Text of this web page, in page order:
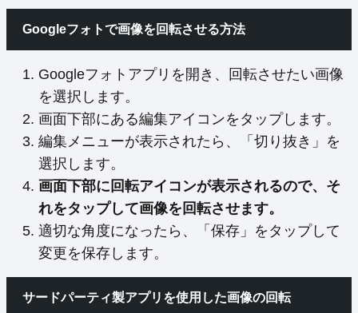
Googleフォトで画像を回転させる方法
Googleフォトアプリを開き、回転させたい画像
を選択します。
画面下部にある編集アイコンをタップします。
編集メニューが表示されたら、「切り抜き」を
選択します。
画面下部に回転アイコンが表示されるので、そ
れをタップして画像を回転させます。
適切な角度になったら、「保存」をタップして
変更を保存します。
サードパーティ製アプリを使用した画像の回転